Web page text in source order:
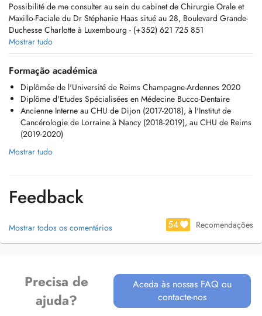
Possibilité de me consulter au sein du cabinet de Chirurgie Orale et
Maxillo-Faciale du Dr Stéphanie Haas situé au 28, Boulevard Grande-
Duchesse Charlotte à Luxembourg - (+352) 621 725 851
I provide health services as an expert in oral surgery and maxillo-facial
prostheses only. I do not provide general dental care.
Mostrar tudo
Formação académica
Diplômée de l'Université de Reims Champagne-Ardennes 2020
Diplôme d'Etudes Spécialisées en Médecine Bucco-Dentaire
Ancienne Interne au CHU de Dijon (2017-2018), à l'Institut de
Cancérologie de Lorraine à Nancy (2018-2019), au CHU de Reims
(2019-2020)
Mostrar tudo
Feedback
Mostrar todos os comentários 54 Recomendações
Precisa de
ajuda?
Aceda às nossas FAQ ou
contacte-nos